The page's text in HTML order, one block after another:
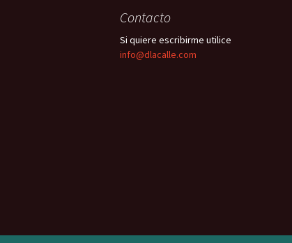
Contacto
Si quiere escribirme utilice
info@dlacalle.com